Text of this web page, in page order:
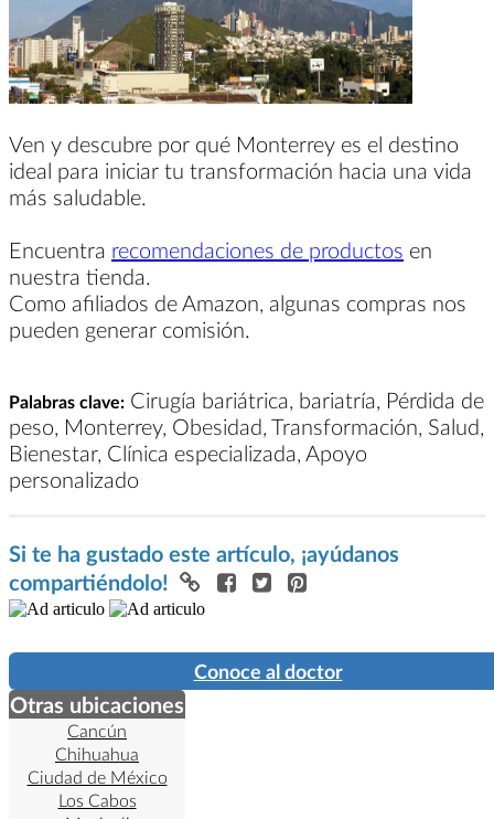
Ven y descubre por qué Monterrey es el destino
ideal para iniciar tu transformación hacia una vida
más saludable.
Encuentra recomendaciones de productos en
nuestra tienda.
Como afiliados de Amazon, algunas compras nos
pueden generar comisión.
Palabras clave: Cirugía bariátrica, bariatría, Pérdida de
peso, Monterrey, Obesidad, Transformación, Salud,
Bienestar, Clínica especializada, Apoyo
personalizado
Si te ha gustado este artículo, ¡ayúdanos
compartiéndolo!
Conoce al doctor
Otras ubicaciones
Cancún
Chihuahua
Ciudad de México
Los Cabos